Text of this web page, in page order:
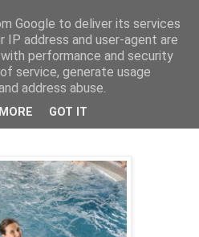
Google to deliver its services
IP address and user-agent are
performance and security
service, generate usage
address abuse.
GOT IT